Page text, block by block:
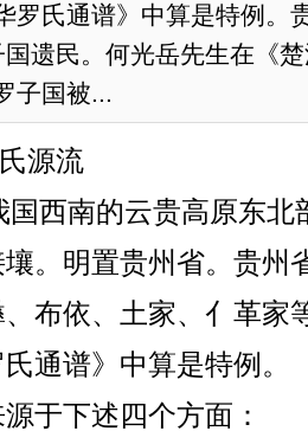
罗氏通谱》中算是特例。
遗民。何光岳先生在《
子国被...
源流
西南的云贵高原东北
。明置贵州省。贵州
布依、土家、亻革家
通谱》中算是特例。
于下述四个方面：